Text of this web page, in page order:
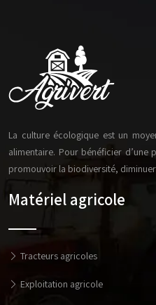
La culture écologique est un
alimentaire. Pour bénéficier
promouvoir la biodiversité,
Matériel agricole
Tracteurs agricoles
Exploitation agricole